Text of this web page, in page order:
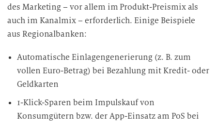
des Marketing – vor allem im Produkt-Preismix als
auch im Kanalmix – erforderlich. Einige Beispiele
aus Regionalbanken:
Automatische Einlagengenerierung (z. B. zum
vollen Euro-Betrag) bei Bezahlung mit Kredit- oder
Geldkarten
1-Klick-Sparen beim Impulskauf von
Konsumgütern bzw. der App-Einsatz am PoS bei